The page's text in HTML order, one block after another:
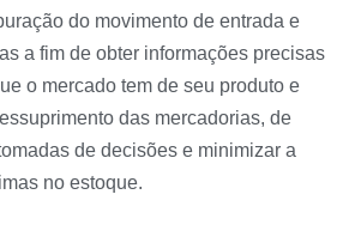
do movimento de entrada e
a fim de obter informações precisas
o mercado tem de seu produto e
das mercadorias, de
de decisões e minimizar a
no estoque.